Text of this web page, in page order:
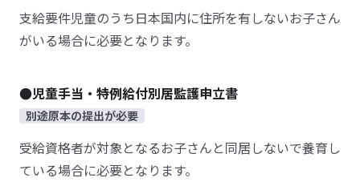
支給要件児童のうち日本国内に住所を有しないお子さん
がいる場合に必要となります。
●児童手当・特例給付別居監護申立書
別途原本の提出が必要
受給資格者が対象となるお子さんと同居しないで養育し
ている場合に必要となります。